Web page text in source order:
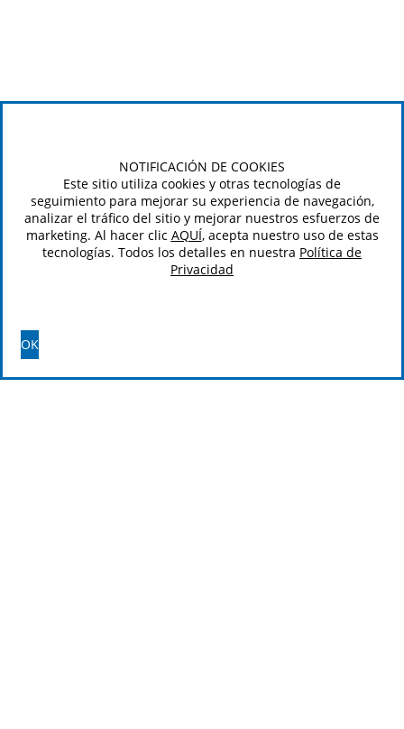
NOTIFICACIÓN DE COOKIES
Este sitio utiliza cookies y otras tecnologías de
seguimiento para mejorar su experiencia de navegación,
analizar el tráfico del sitio y mejorar nuestros esfuerzos de
marketing. Al hacer clic AQUÍ, acepta nuestro uso de estas
tecnologías. Todos los detalles en nuestra Política de
Privacidad
OK